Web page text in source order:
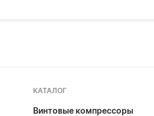
КАТАЛОГ
Винтовые компрессоры